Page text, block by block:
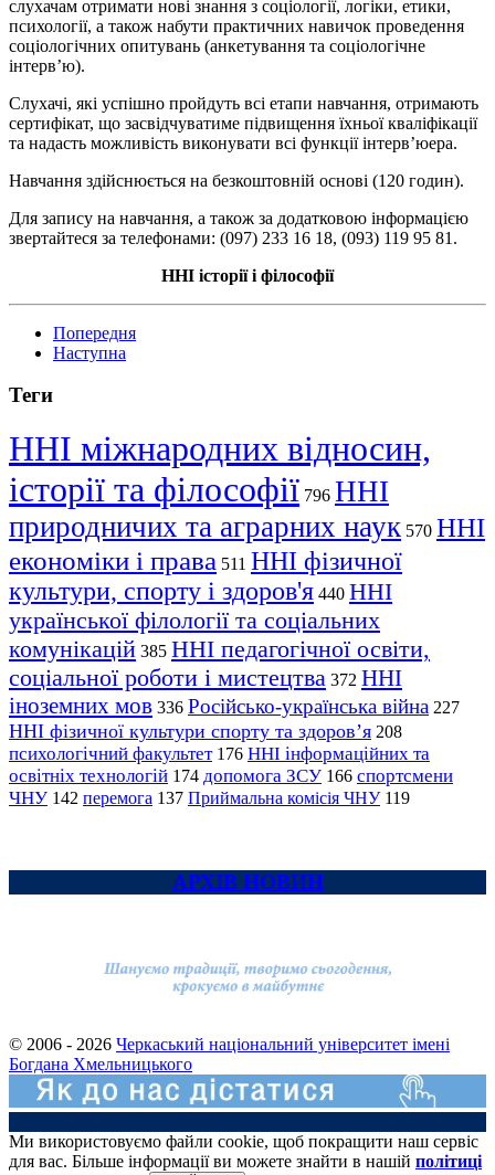
слухачам отримати нові знання з соціології, логіки, етики,
психології, а також набути практичних навичок проведення
соціологічних опитувань (анкетування та соціологічне
інтерв’ю).
Слухачі, які успішно пройдуть всі етапи навчання, отримають
сертифікат, що засвідчуватиме підвищення їхньої кваліфікації
та надасть можливість виконувати всі функції інтерв’юера.
Навчання здійснюється на безкоштовній основі (120 годин).
Для запису на навчання, а також за додатковою інформацією
звертайтеся за телефонами: (097) 233 16 18, (093) 119 95 81.
ННІ історії і філософії
Попередня
Наступна
Теги
ННІ міжнародних відносин,
історії та філософії 796 ННІ
природничих та аграрних наук 570 ННІ
економіки і права 511 ННІ фізичної
культури, спорту і здоров'я 440 ННІ
української філології та соціальних
комунікацій 385 ННІ педагогічної освіти,
соціальної роботи і мистецтва 372 ННІ
іноземних мов 336 Російсько-українська війна 227
ННІ фізичної культури спорту та здоров’я 208
психологічний факультет 176 ННІ інформаційних та
освітніх технологій 174 допомога ЗСУ 166 спортсмени
ЧНУ 142 перемога 137 Приймальна комісія ЧНУ 119
АРХІВ НОВИН
© 2006 - 2026 Черкаський національний університет імені
Богдана Хмельницького
Ми використовуємо файли cookie, щоб покращити наш сервіс
для вас. Більше інформації ви можете знайти в нашій політиці